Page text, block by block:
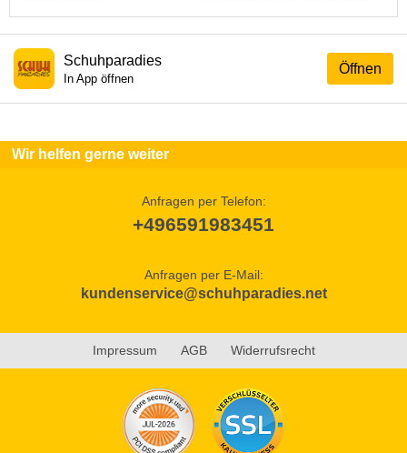
Öffnen
Schuhparadies
In App öffnen
Wir helfen gerne weiter
Anfragen per Telefon:
+496591983451
Anfragen per E-Mail:
kundenservice@schuhparadies.net
Impressum AGB Widerrufsrecht